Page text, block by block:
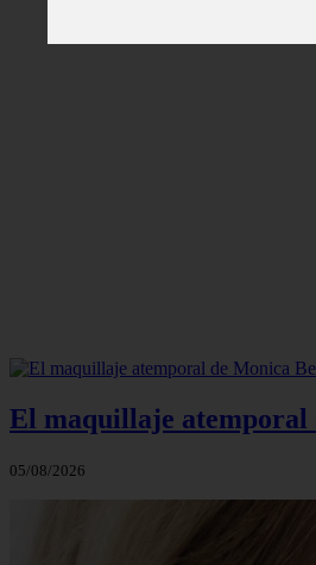
El maquillaje atemporal
05/08/2026